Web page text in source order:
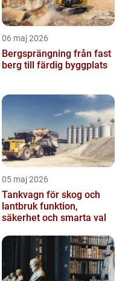
06 maj 2026
Bergsprängning från fast
berg till färdig byggplats
05 maj 2026
Tankvagn för skog och
lantbruk funktion,
säkerhet och smarta val